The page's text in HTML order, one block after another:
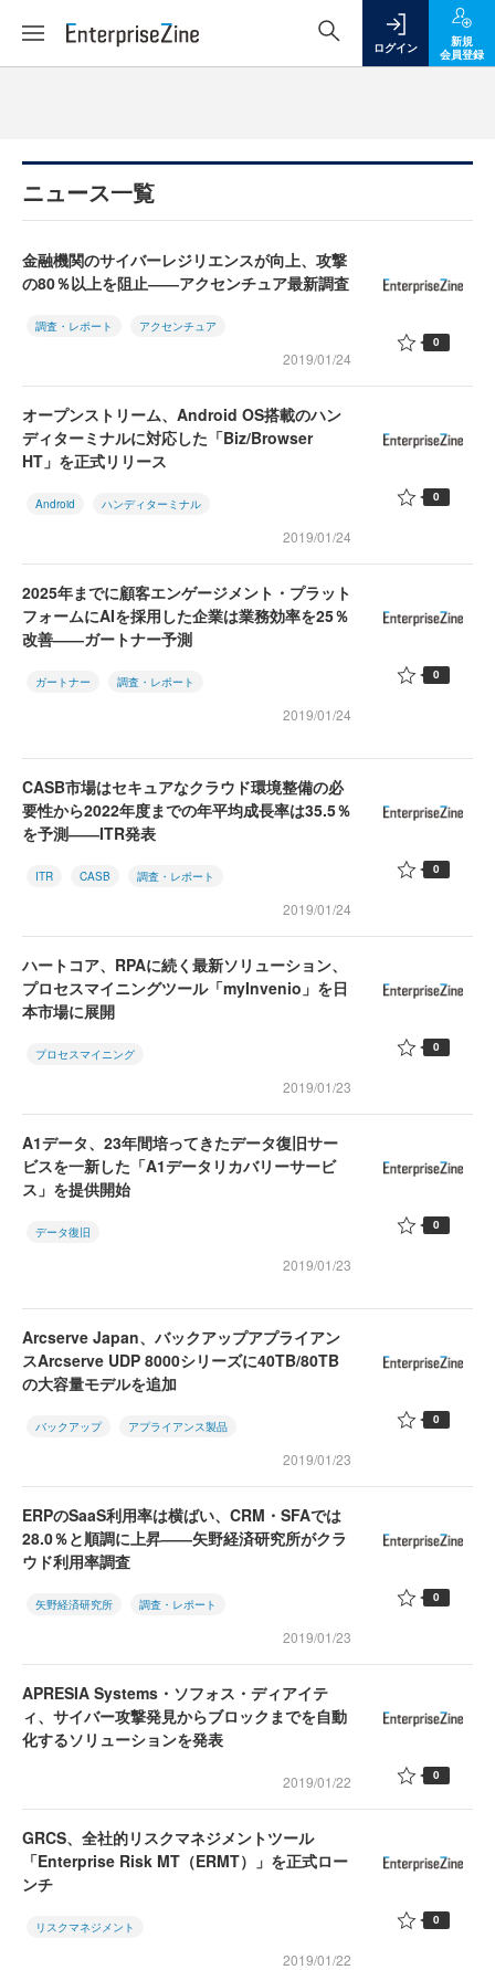
ログイン
新規
会員登録
ニュース一覧
金融機関のサイバーレジリエンスが向上、攻撃
の80％以上を阻止――アクセンチュア最新調査
調査・レポート アクセンチュア
2019/01/24
0
オープンストリーム、Android OS搭載のハン
ディターミナルに対応した「Biz/Browser
HT」を正式リリース
Android ハンディターミナル
2019/01/24
0
2025年までに顧客エンゲージメント・プラット
フォームにAIを採用した企業は業務効率を25％
改善――ガートナー予測
ガートナー 調査・レポート
2019/01/24
0
CASB市場はセキュアなクラウド環境整備の必
要性から2022年度までの年平均成長率は35.5％
を予測――ITR発表
ITR CASB 調査・レポート
2019/01/24
0
ハートコア、RPAに続く最新ソリューション、
プロセスマイニングツール「myInvenio」を日
本市場に展開
プロセスマイニング
2019/01/23
0
A1データ、23年間培ってきたデータ復旧サー
ビスを一新した「A1データリカバリーサービ
ス」を提供開始
データ復旧
2019/01/23
0
Arcserve Japan、バックアップアプライアン
スArcserve UDP 8000シリーズに40TB/80TB
の大容量モデルを追加
バックアップ アプライアンス製品
2019/01/23
0
ERPのSaaS利用率は横ばい、CRM・SFAでは
28.0％と順調に上昇――矢野経済研究所がクラ
ウド利用率調査
矢野経済研究所 調査・レポート
2019/01/23
0
APRESIA Systems・ソフォス・ディアイテ
ィ、サイバー攻撃発見からブロックまでを自動
化するソリューションを発表
2019/01/22 0
GRCS、全社的リスクマネジメントツール
「Enterprise Risk MT（ERMT）」を正式ロー
ンチ
リスクマネジメント
2019/01/22
0